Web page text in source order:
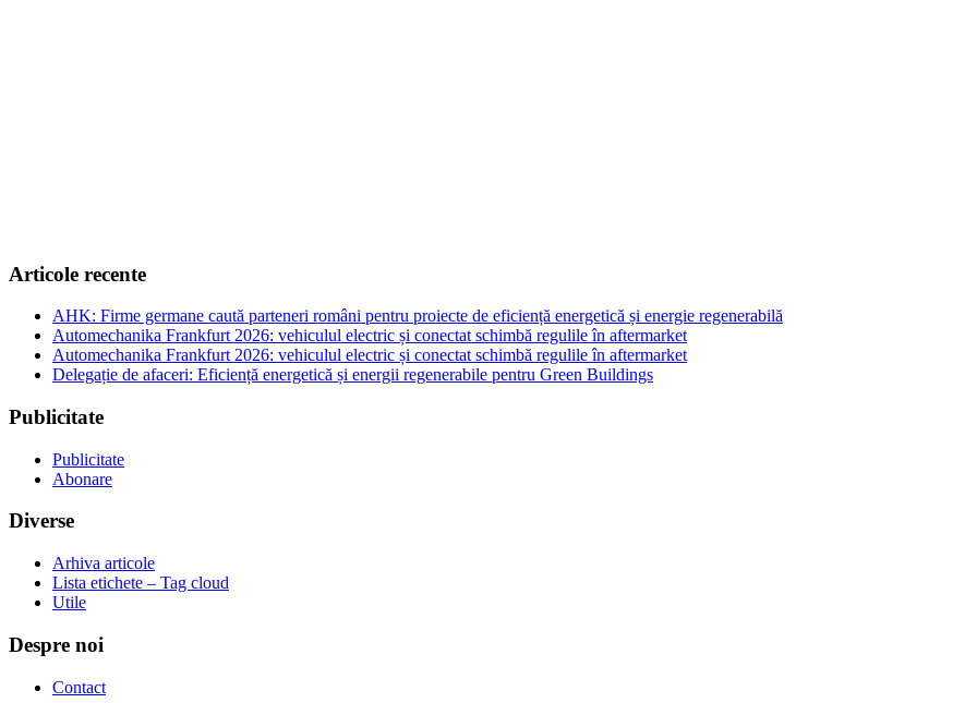
Articole recente
AHK: Firme germane caută parteneri români pentru proiecte de eficiență energetică și energie regenerabilă
Automechanika Frankfurt 2026: vehiculul electric și conectat schimbă regulile în aftermarket
Automechanika Frankfurt 2026: vehiculul electric și conectat schimbă regulile în aftermarket
Delegație de afaceri: Eficiență energetică și energii regenerabile pentru Green Buildings
Publicitate
Publicitate
Abonare
Diverse
Arhiva articole
Lista etichete – Tag cloud
Utile
Despre noi
Contact